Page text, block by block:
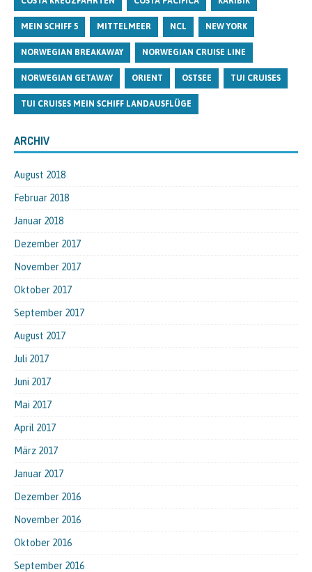
MEIN SCHIFF 5 MITTELMEER NCL NEW YORK
NORWEGIAN BREAKAWAY NORWEGIAN CRUISE LINE
NORWEGIAN GETAWAY ORIENT OSTSEE TUI CRUISES
TUI CRUISES MEIN SCHIFF LANDAUSFLÜGE
ARCHIV
August 2018
Februar 2018
Januar 2018
Dezember 2017
November 2017
Oktober 2017
September 2017
August 2017
Juli 2017
Juni 2017
Mai 2017
April 2017
März 2017
Januar 2017
Dezember 2016
November 2016
Oktober 2016
September 2016